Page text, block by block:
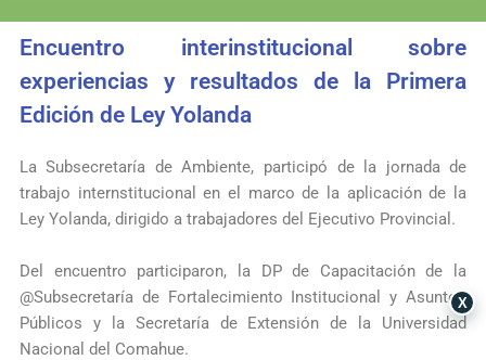
Encuentro interinstitucional sobre
experiencias y resultados de la Primera
Edición de Ley Yolanda
LaSubsecretaría de Ambiente, participó de la jornada de
trabajo internstitucional en el marco de la aplicación de la
Ley Yolanda, dirigido a trabajadores del Ejecutivo Provincial.
Del encuentro participaron, la DP de Capacitación de la
@Subsecretaría de Fortalecimiento Institucional y Asuntos
Públicos y la Secretaría de Extensión de la Universidad
Nacional del Comahue.
X